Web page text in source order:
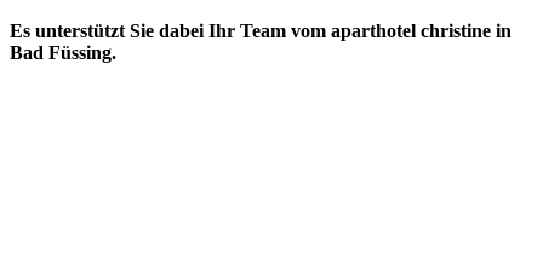
Es unterstützt Sie dabei Ihr Team vom aparthotel christine in
Bad Füssing.